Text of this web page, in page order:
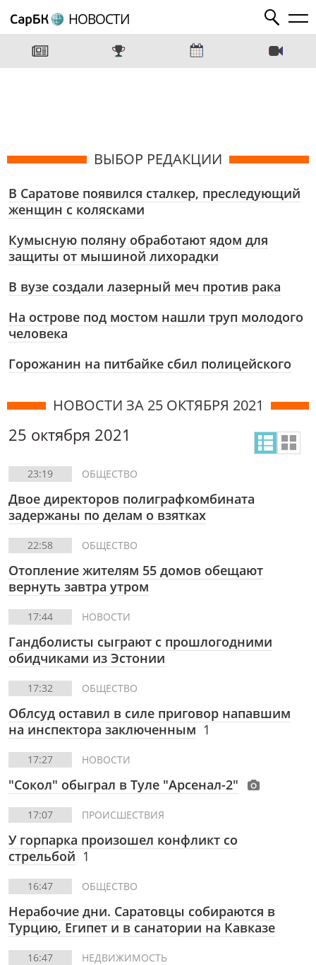
НОВОСТИ
ВЫБОР РЕДАКЦИИ
В Саратове появился сталкер, преследующий
женщин с колясками
Кумысную поляну обработают ядом для
защиты от мышиной лихорадки
В вузе создали лазерный меч против рака
На острове под мостом нашли труп молодого
человека
Горожанин на питбайке сбил полицейского
НОВОСТИ ЗА 25 ОКТЯБРЯ 2021
25 октября 2021
23:19 ОБЩЕСТВО
Двое директоров полиграфкомбината
задержаны по делам о взятках
22:58 ОБЩЕСТВО
Отопление жителям 55 домов обещают
вернуть завтра утром
17:44 НОВОСТИ
Гандболисты сыграют с прошлогодними
обидчиками из Эстонии
17:32 ОБЩЕСТВО
Облсуд оставил в силе приговор напавшим
на инспектора заключенным 1
17:27 НОВОСТИ
"Сокол" обыграл в Туле "Арсенал-2"
17:07 ПРОИСШЕСТВИЯ
У горпарка произошел конфликт со
стрельбой 1
16:47 ОБЩЕСТВО
Нерабочие дни. Саратовцы собираются в
Турцию, Египет и в санатории на Кавказе
16:47 НЕДВИЖИМОСТЬ